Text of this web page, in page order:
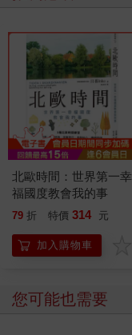
北歐時間：世界第一幸
福國度教會我的事
79 折 特價 314 元
加入購物車
您可能也需要